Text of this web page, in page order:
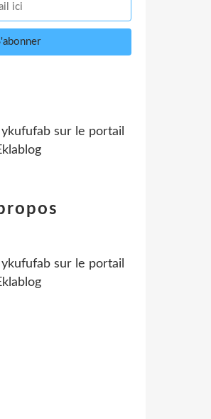
ykufufab sur le portail
ykufufab sur le portail